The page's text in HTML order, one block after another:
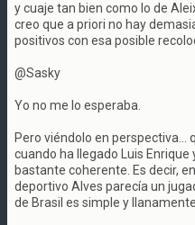
y cuaje tan bien como lo de
creo que a priori no hay
positivos con esa posible
@Sasky
Yo no me lo esperaba.
Pero viéndolo en perspectiva...
cuando ha llegado Luis
bastante coherente. Es decir,
deportivo Alves parecía un
de Brasil es simple y llanamente